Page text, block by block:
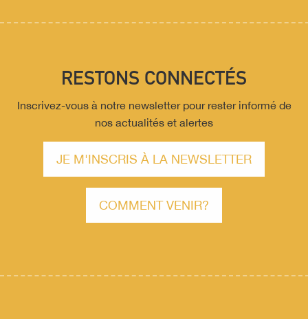
RESTONS CONNECTÉS
Inscrivez-vous à notre newsletter pour rester informé de
nos actualités et alertes
JE M'INSCRIS À LA NEWSLETTER
COMMENT VENIR?